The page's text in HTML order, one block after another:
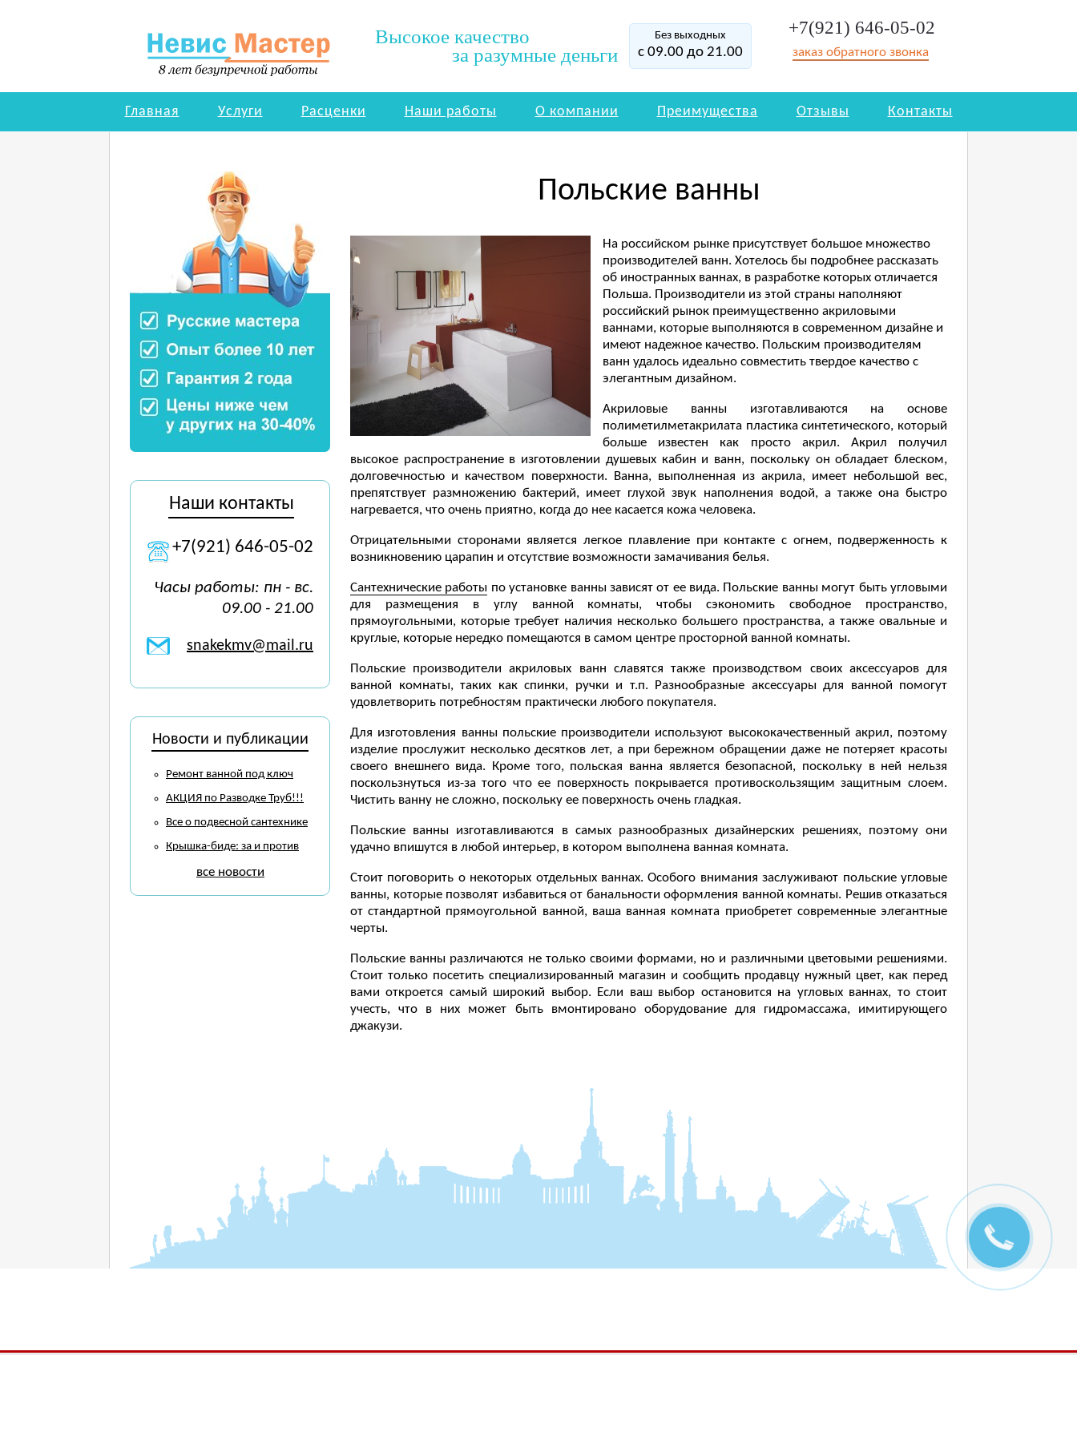
Невис Мастер
Высокое качество
за разумные деньги
Без выходных
с 09.00 до 21.00
+7(921) 646-05-02
заказ обратного звонка
Главная Услуги Расценки Наши работы О компании Преимущества Отзывы Контакты
Польские ванны
На российском рынке присутствует большое множество
производителей ванн. Хотелось бы подробнее рассказать
об иностранных ваннах, в разработке которых отличается
Польша. Производители из этой страны наполняют
российский рынок преимущественно акриловыми
ваннами, которые выполняются в современном дизайне и
имеют надежное качество. Польским производителям
ванн удалось идеально совместить твердое качество с
элегантным дизайном.
Акриловые ванны изготавливаются на основе
полиметилметакрилата пластика синтетического, который
больше известен как просто акрил. Акрил получил
высокое распространение в изготовлении душевых кабин и ванн, поскольку он обладает блеском,
долговечностью и качеством поверхности. Ванна, выполненная из акрила, имеет небольшой вес,
препятствует размножению бактерий, имеет глухой звук наполнения водой, а также она быстро
нагревается, что очень приятно, когда до нее касается кожа человека.
Отрицательными сторонами является легкое плавление при контакте с огнем, подверженность к
возникновению царапин и отсутствие возможности замачивания белья.
Сантехнические работы по установке ванны зависят от ее вида. Польские ванны могут быть угловыми
для размещения в углу ванной комнаты, чтобы сэкономить свободное пространство,
прямоугольными, которые требует наличия несколько большего пространства, а также овальные и
круглые, которые нередко помещаются в самом центре просторной ванной комнаты.
Польские производители акриловых ванн славятся также производством своих аксессуаров для
ванной комнаты, таких как спинки, ручки и т.п. Разнообразные аксессуары для ванной помогут
удовлетворить потребностям практически любого покупателя.
Для изготовления ванны польские производители используют высококачественный акрил, поэтому
изделие прослужит несколько десятков лет, а при бережном обращении даже не потеряет красоты
своего внешнего вида. Кроме того, польская ванна является безопасной, поскольку в ней нельзя
поскользнуться из-за того что ее поверхность покрывается противоскользящим защитным слоем.
Чистить ванну не сложно, поскольку ее поверхность очень гладкая.
Польские ванны изготавливаются в самых разнообразных дизайнерских решениях, поэтому они
удачно впишутся в любой интерьер, в котором выполнена ванная комната.
Стоит поговорить о некоторых отдельных ваннах. Особого внимания заслуживают польские угловые
ванны, которые позволят избавиться от банальности оформления ванной комнаты. Решив отказаться
от стандартной прямоугольной ванной, ваша ванная комната приобретет современные элегантные
черты.
Польские ванны различаются не только своими формами, но и различными цветовыми решениями.
Стоит только посетить специализированный магазин и сообщить продавцу нужный цвет, как перед
вами откроется самый широкий выбор. Если ваш выбор остановится на угловых ваннах, то стоит
учесть, что в них может быть вмонтировано оборудование для гидромассажа, имитирующего
джакузи.
Наши контакты
+7(921) 646-05-02
Часы работы: пн - вс.
09.00 - 21.00
snakekmv@mail.ru
Новости и публикации
Ремонт ванной под ключ
АКЦИЯ по Разводке Труб!!!
Все о подвесной сантехнике
Крышка-биде: за и против
все новости